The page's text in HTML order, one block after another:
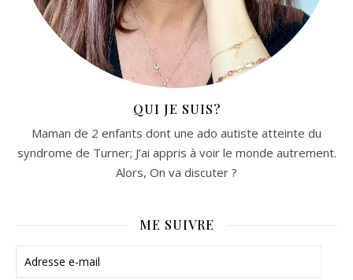
QUI JE SUIS?
Maman de 2 enfants dont une ado autiste atteinte du
syndrome de Turner; J’ai appris à voir le monde autrement.
Alors, On va discuter ?
ME SUIVRE
Adresse e-mail